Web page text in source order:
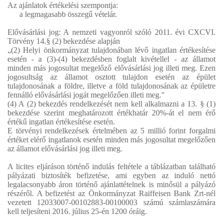
Az ajánlatok értékelési szempontja:
a legmagasabb összegű vételár.
Elővásárlási jog: A nemzeti vagyonról szóló 2011. évi CXCVI.
Törvény 14.§ (2) bekezdése alapján
„(2) Helyi önkormányzat tulajdonában lévő ingatlan értékesítése
esetén - a (3)-(4) bekezdésben foglalt kivétellel - az államot
minden más jogosultat megelőző elővásárlási jog illeti meg. Ezen
jogosultság az államot osztott tulajdon esetén az épület
tulajdonosának a földre, illetve a föld tulajdonosának az épületre
fennálló elővásárlási jogát megelőzően illeti meg."
(4) A (2) bekezdés rendelkezését nem kell alkalmazni a 13. § (1)
bekezdése szerint meghatározott értékhatár 20%-át el nem érő
értékű ingatlan értékesítése esetén.
E törvényi rendelkezések értelmében az 5 millió forint forgalmi
értéket elérő ingatlanok esetén minden más jogosultat megelőzően
az államot elővásárlási jog illeti meg.
A licites eljáráson történő indulás feltétele a táblázatban található
pályázati biztosíték befizetése, ami egyben az induló nettó
legalacsonyabb áron történő ajánlattételnek is minősül a pályázó
részéről. A befizetést az Önkormányzat Raiffeisen Bank Zrt-nél
vezetett 12033007-00102883-00100003 számú számlaszámára
kell teljesíteni 2016. július 25-én 1200 óráig.